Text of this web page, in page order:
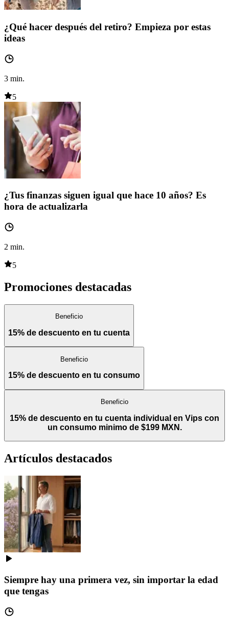
¿Qué hacer después del retiro? Empieza por estas
ideas
3 min.
5
¿Tus finanzas siguen igual que hace 10 años? Es
hora de actualizarla
2 min.
5
Promociones destacadas
Beneficio
15% de descuento en tu cuenta
Beneficio
15% de descuento en tu consumo
Beneficio
15% de descuento en tu cuenta individual en Vips con
un consumo minimo de $199 MXN.
Artículos destacados
Siempre hay una primera vez, sin importar la edad
que tengas